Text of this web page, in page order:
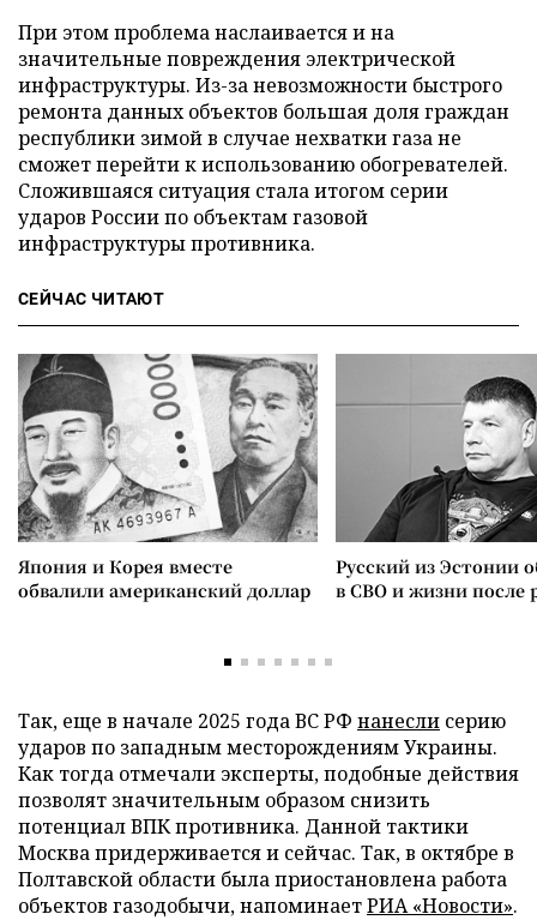
При этом проблема наслаивается и на
значительные повреждения электрической
инфраструктуры. Из-за невозможности быстрого
ремонта данных объектов большая доля граждан
республики зимой в случае нехватки газа не
сможет перейти к использованию обогревателей.
Сложившаяся ситуация стала итогом серии
ударов России по объектам газовой
инфраструктуры противника.
СЕЙЧАС ЧИТАЮТ
Япония и Корея вместе
обвалили американский доллар
Русский из Эстонии
в СВО и жизни после
Так, еще в начале 2025 года ВС РФ нанесли серию
ударов по западным месторождениям Украины.
Как тогда отмечали эксперты, подобные действия
позволят значительным образом снизить
потенциал ВПК противника. Данной тактики
Москва придерживается и сейчас. Так, в октябре в
Полтавской области была приостановлена работа
объектов газодобычи, напоминаетРИА «Новости».